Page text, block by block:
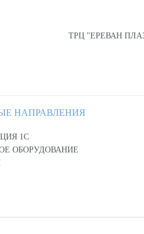
ТРЦ "ЕРЕВАН
НАПРАВЛЕНИЯ
1С
ОБОРУДОВАНИЕ